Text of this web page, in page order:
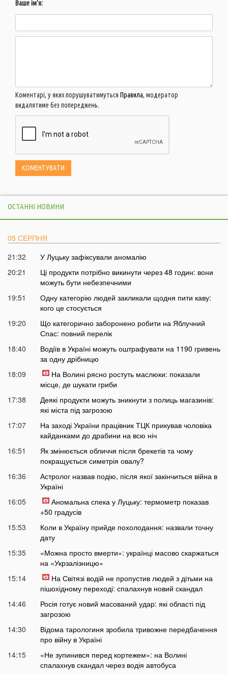
Ваше ім'я:
Коментарі, у яких порушуватимуться Правила, модератор
видалятиме без попереджень.
ОСТАННІ НОВИНИ
05 СЕРПНЯ
21:32
У Луцьку зафіксували аномалію
20:21
Ці продукти потрібно викинути через 48 годин: вони
можуть бути небезпечними
19:51
Одну категорію людей закликали щодня пити каву:
кого це стосується
19:20
Що категорично заборонено робити на Яблучний
Спас: повний перелік
18:40
Водіїв в Україні можуть оштрафувати на 1190 гривень
за одну дрібницю
18:09
На Волині рясно ростуть маслюки: показали
місце, де шукати гриби
17:38
Деякі продукти можуть зникнути з полиць магазинів:
які міста під загрозою
17:07
На заході України працівник ТЦК прикував чоловіка
кайданками до драбини на всю ніч
16:51
Як змінюється обличчя після брекетів та чому
покращується симетрія овалу?
16:36
Астролог назвав подію, після якої закінчиться війна в
Україні
16:05
Аномальна спека у Луцьку: термометр показав
+50 градусів
15:53
Коли в Україну прийде похолодання: назвали точну
дату
15:35
«Можна просто вмерти»: українці масово скаржаться
на «Укрзалізницю»
15:14
На Світязі водій не пропустив людей з дітьми на
пішохідному переході: спалахнув новий скандал
14:46
Росія готує новий масований удар: які області під
загрозою
14:30
Відома тарологиня зробила тривожне передбачення
про війну в Україні
14:15
«Не зупинився перед кортежем»: на Волині
спалахнув скандал через водія автобуса